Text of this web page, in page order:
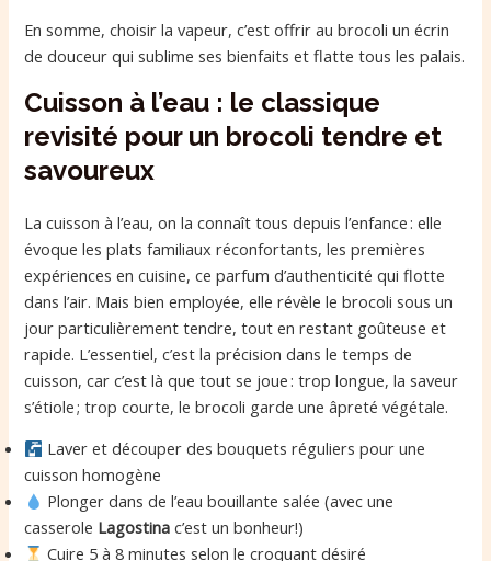
En somme, choisir la vapeur, c’est offrir au brocoli un écrin
de douceur qui sublime ses bienfaits et flatte tous les palais.
Cuisson à l’eau : le classique
revisité pour un brocoli tendre et
savoureux
La cuisson à l’eau, on la connaît tous depuis l’enfance : elle
évoque les plats familiaux réconfortants, les premières
expériences en cuisine, ce parfum d’authenticité qui flotte
dans l’air. Mais bien employée, elle révèle le brocoli sous un
jour particulièrement tendre, tout en restant goûteuse et
rapide. L’essentiel, c’est la précision dans le temps de
cuisson, car c’est là que tout se joue : trop longue, la saveur
s’étiole ; trop courte, le brocoli garde une âpreté végétale.
Laver et découper des bouquets réguliers pour une
cuisson homogène
Plonger dans de l’eau bouillante salée (avec une
casserole Lagostina c’est un bonheur!)
Cuire 5 à 8 minutes selon le croquant désiré